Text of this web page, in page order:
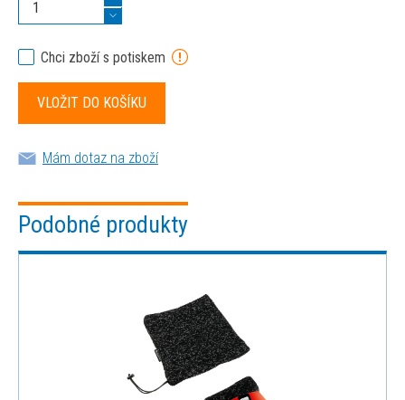
Chci zboží s potiskem
Mám dotaz na zboží
Podobné produkty